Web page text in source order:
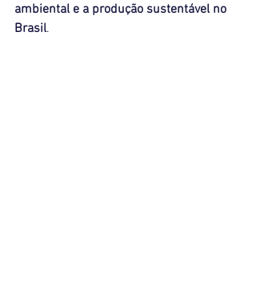
ambiental e a produção sustentável no
Brasil.